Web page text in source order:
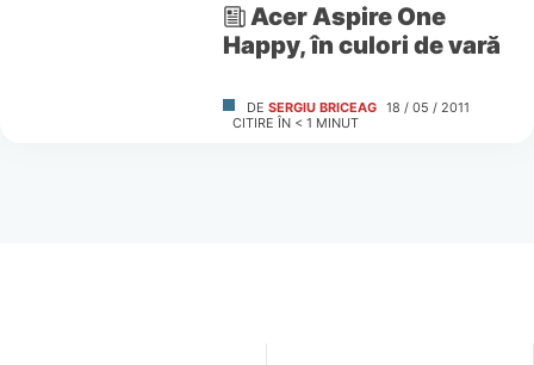
Acer Aspire One
Happy, în culori de vară
DE SERGIU BRICEAG 18 / 05 / 2011
CITIRE ÎN < 1 MINUT